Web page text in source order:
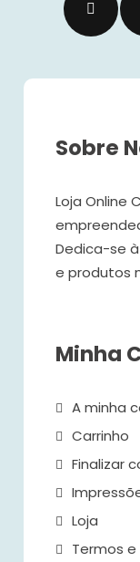
Sobre
Loja Online
Dedica-se
e produtos
Minha
A minha
Carrinho
Finalizar
Loja
Termos